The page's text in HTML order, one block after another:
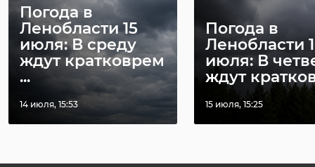
Погода в
Ленобласти 15
июля: В среду
ждут кратковрем
...
14 июля, 15:53
Погода в
Ленобласти
июля: В
ждут
15 июля, 15:25